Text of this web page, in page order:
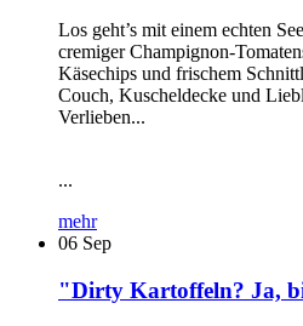
Los geht’s mit einem echten
cremiger Champignon-
Käsechips und frischem
Couch, Kuscheldecke und
Verlieben...
...
mehr
06 Sep
"Dirty Kartoffeln? Ja,